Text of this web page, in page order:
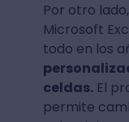
Por otro
Microsoft
todo en los
celdas.El
permite